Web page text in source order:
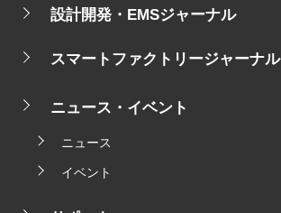
設計開発・EMSジャーナル
スマートファクトリージャーナル
ニュース・イベント
ニュース
イベント